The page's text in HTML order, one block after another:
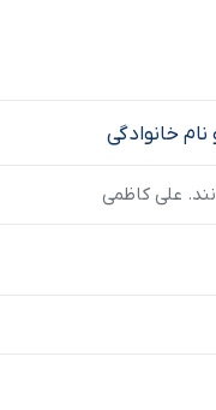
نام خانوادگی